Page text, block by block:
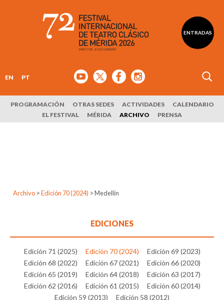
ENTRADAS
EN PT
PROGRAMACIÓN OTRAS SEDES ACTIVIDADES
CALENDARIO
EL FESTIVAL
MÉRIDA ARCHIVO PRENSA
Archivo > Edición 70 (2024) >Medellín
EDICIONES
Edición 71 (2025) Edición 70 (2024)
Edición 69 (2023)
Edición 68 (2022)
Edición 67 (2021)
Edición 66 (2020)
Edición 65 (2019)
Edición 64 (2018)
Edición 63 (2017)
Edición 62 (2016)
Edición 61 (2015)
Edición 60 (2014)
Edición 59 (2013)
Edición 58 (2012)